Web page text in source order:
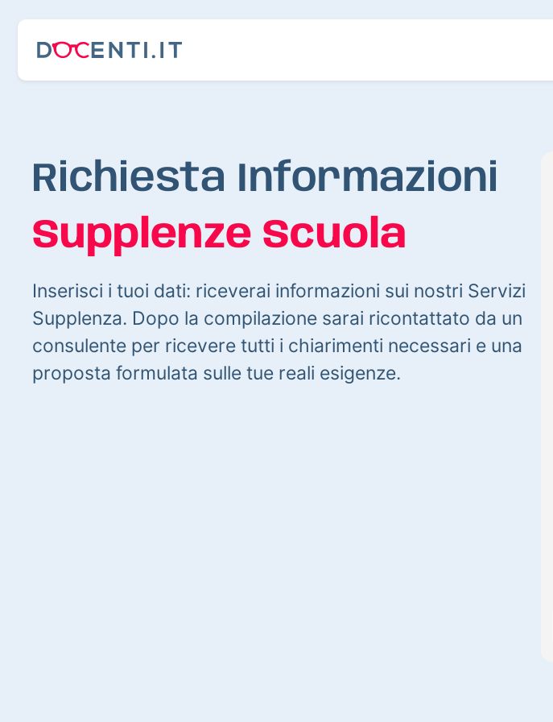
Richiesta Informazioni
Supplenze Scuola
Inserisci i tuoi dati: riceverai informazioni sui nostri Servizi
Supplenza. Dopo la compilazione sarai ricontattato da un
consulente per ricevere tutti i chiarimenti necessari e una
proposta formulata sulle tue reali esigenze.